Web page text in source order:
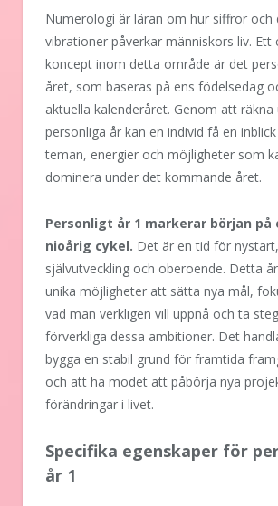
Numerologi är läran om hur siffror och
vibrationer påverkar människors liv. Ett
koncept inom detta område är det
året, som baseras på ens födelsedag
aktuella kalenderåret. Genom att
personliga år kan en individ få en
teman, energier och möjligheter som
dominera under det kommande året.
Personligt år 1 markerar början på
nioårig cykel. Det är en tid för nystart,
självutveckling och oberoende. Detta
unika möjligheter att sätta nya mål,
vad man verkligen vill uppnå och ta
förverkliga dessa ambitioner. Det
bygga en stabil grund för framtida
och att ha modet att påbörja nya
förändringar i livet.
Specifika egenskaper för
år 1